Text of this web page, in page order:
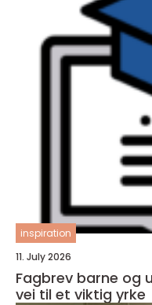
inspiration
11. July 2026
Fagbrev barne og
vei til et viktig yrke